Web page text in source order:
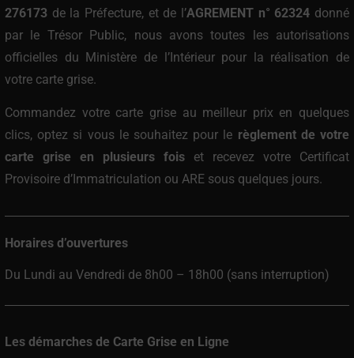
276173 de la Préfecture, et de l’AGREMENT n° 62324 donné
par le Trésor Public, nous avons toutes les autorisations
officielles du Ministère de l’Intérieur pour la réalisation de
votre carte grise.
Commandez votre carte grise au meilleur prix en quelques
clics, optez si vous le souhaitez pour le règlement de votre
carte grise en plusieurs fois et recevez votre Certificat
Provisoire d’Immatriculation ou ARE sous quelques jours.
Horaires d’ouvertures
Du Lundi au Vendredi de 8h00 – 18h00 (sans interruption)
Les démarches de Carte Grise en Ligne